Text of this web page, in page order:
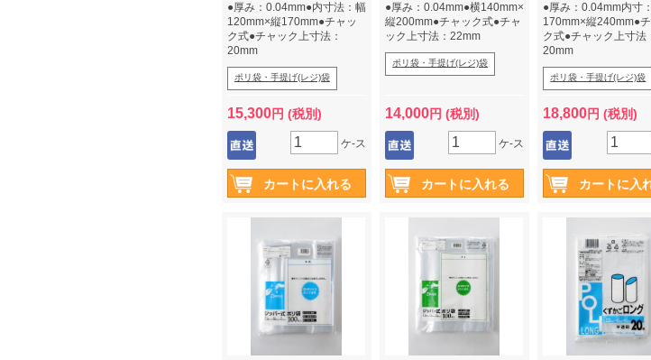
●厚み：0.04mm●内寸法：幅
120mm×縦170mm●チャッ
ク式●チャック上寸法：
20mm
ポリ袋・手提げ(レジ)袋
15,300円 (税別)
ケ-ス
●厚み：0.04mm●横140mm×
縦200mm●チャック式●チャ
ック上寸法：22mm
ポリ袋・手提げ(レジ)袋
14,000円 (税別)
ケ-ス
●厚み：0.04mm内寸
170mm×縦240mm●
ク式●チャック上寸法
20mm
ポリ袋・手提げ(レジ)袋
18,800円 (税別)